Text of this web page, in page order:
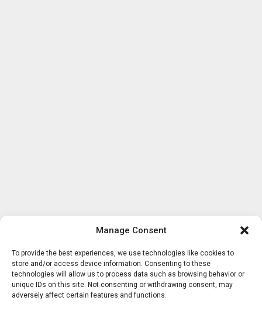
Manage Consent
To provide the best experiences, we use technologies like cookies to
store and/or access device information. Consenting to these
technologies will allow us to process data such as browsing behavior or
unique IDs on this site. Not consenting or withdrawing consent, may
adversely affect certain features and functions.